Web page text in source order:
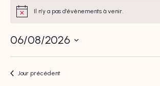
for
juin
2026
Notice Il n’y a pas d’évènements à venir.
06/08/2026
Sélectionnez
uneJour précédent